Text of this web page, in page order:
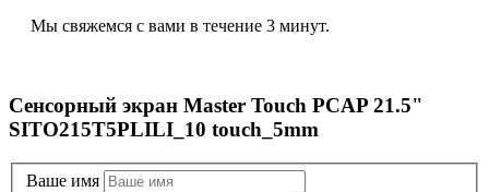
Мы свяжемся с вами в течение 3 минут.
Сенсорный экран Master Touch PCAP 21.5"
SITO215T5PLILI_10 touch_5mm
Ваше имя